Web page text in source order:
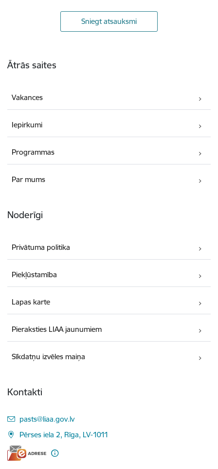
Sniegt atsauksmi
Ātrās saites
Vakances
Iepirkumi
Programmas
Par mums
Noderīgi
Privātuma politika
Piekļūstamība
Lapas karte
Pieraksties LIAA jaunumiem
Sīkdatņu izvēles maiņa
Kontakti
E-pasts:
pasts@liaa.gov.lv
Pērses iela 2, Rīga, LV-1011